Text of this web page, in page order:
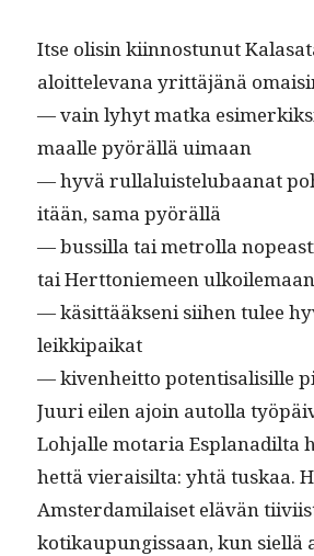
Itse olisin kiin­nos­tunut
aloit­tel­e­vana yrit­täjänä
— vain lyhyt mat­ka
maalle pyöräl­lä uimaan
— hyvä rul­laluis­telubaanat
itään, sama pyörällä
— bus­sil­la tai metrol­la
tai Hert­toniemeen
— käsit­tääk­seni siihen tulee
leikkipaikat
— kiven­heit­to poten­ti­sal­isille
Juuri eilen ajoin autol­la
Loh­jalle motaria Esplanadil­ta
het­tä vieraisil­ta: yhtä tuskaa.
Ams­ter­dami­laiset elävän
kotikaupungis­saan, kun siel­lä